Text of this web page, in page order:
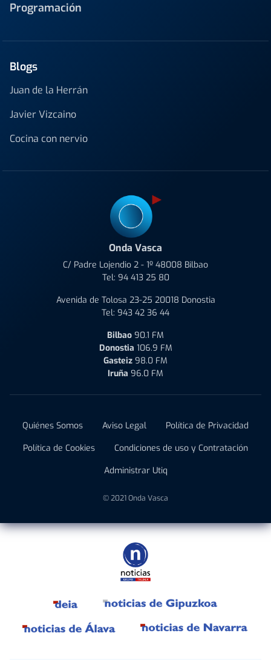
Programación
Blogs
Juan de la Herrán
Javier Vizcaino
Cocina con nervio
Onda Vasca
C/ Padre Lojendio 2 - 1º 48008 Bilbao
Tel: 94 413 25 80
Avenida de Tolosa 23-25 20018 Donostia
Tel: 943 42 36 44
Bilbao 90.1 FM
Donostia 106.9 FM
Gasteiz 98.0 FM
Iruña 96.0 FM
Quiénes Somos Aviso Legal
Política de Privacidad
Política de Cookies
Condiciones de uso y Contratación
Administrar Utiq
© 2021 Onda Vasca